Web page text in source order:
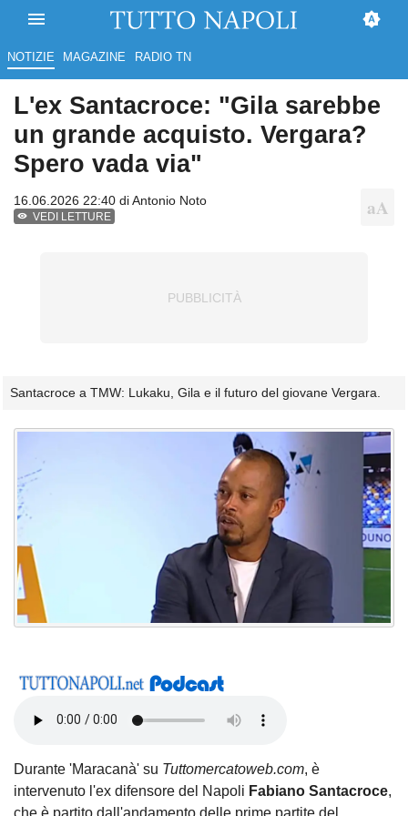
NOTIZIE MAGAZINE RADIO TN
L'ex Santacroce: "Gila sarebbe
un grande acquisto. Vergara?
Spero vada via"
16.06.2026 22:40 diAntonio Noto
VEDI LETTURE
Santacroce a TMW: Lukaku, Gila e il futuro del giovane Vergara.
Durante 'Maracanà' su Tuttomercatoweb.com, è
intervenuto l'ex difensore del Napoli Fabiano Santacroce,
che è partito dall'andamento delle prime partite del